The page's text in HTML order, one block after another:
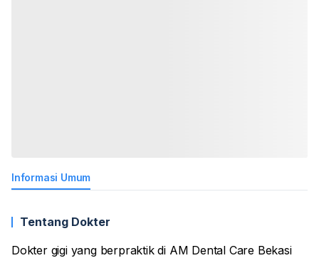
Informasi Umum
Tentang Dokter
Dokter gigi yang berpraktik di AM Dental Care Bekasi